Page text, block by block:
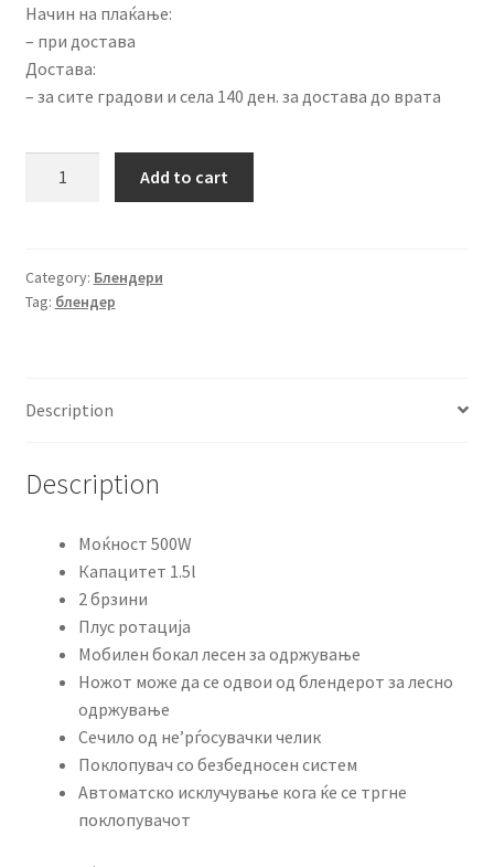
Начин на плаќање:
– при достава
Достава:
– за сите градови и села 140 ден. за достава до врата
quantity
Add to cart
Category: Блендери
Tag: блендер
Description
Description
Моќност 500W
Капацитет 1.5l
2 брзини
Плус ротација
Мобилен бокал лесен за одржување
Ножот може да се одвои од блендерот за лесно
одржување
Сечило од не’рѓосувачки челик
Поклопувач со безбедносен систем
Автоматско исклучување кога ќе се тргне
поклопувачот